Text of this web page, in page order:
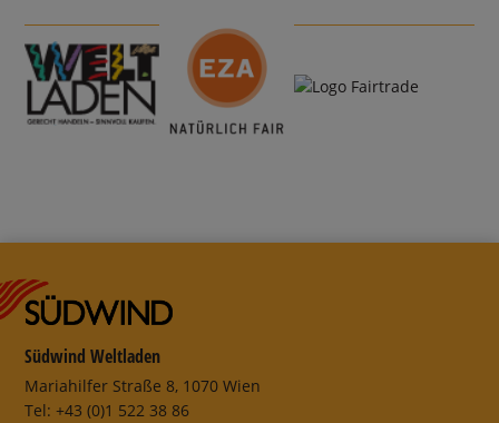
Südwind Weltladen
Mariahilfer Straße 8, 1070 Wien
Tel: +43 (0)1 522 38 86